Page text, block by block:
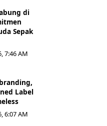
di
Sepak
7:46 AM
Label
6:07 AM